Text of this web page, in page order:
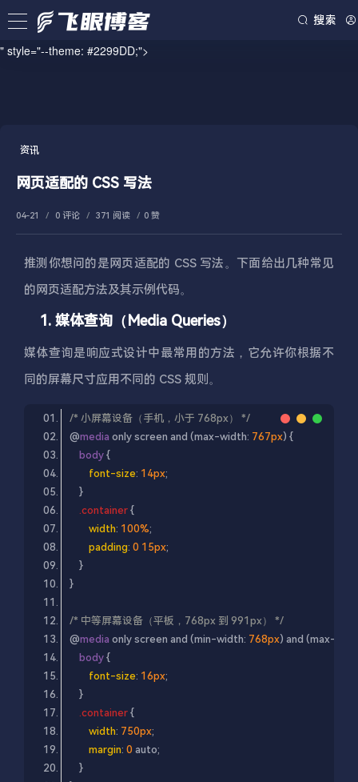
/www/wwwroot/blog.firsource.cn/usr/themes/spimes/header.php on line
73
" style="--theme: #2299DD;">
搜索
资讯
网页适配的 CSS 写法
04-21 / 0 评论 / 371 阅读 / 0 赞
推测你想问的是网页适配的 CSS 写法。下面给出几种常见
的网页适配方法及其示例代码。
1. 媒体查询（Media Queries）
媒体查询是响应式设计中最常用的方法，它允许你根据不
同的屏幕尺寸应用不同的 CSS 规则。
/* 小屏幕设备（手机，小于 768px） */
@media only screen and (max-width: 767px
body
font-size: 14px
.container
width: 100%
padding: 0 15px
/* 中等屏幕设备（平板，768px 到 991px） */
@media only screen and (min-width: 768px) and (max-
body
font-size: 16px
.container
width: 750px
margin: 0